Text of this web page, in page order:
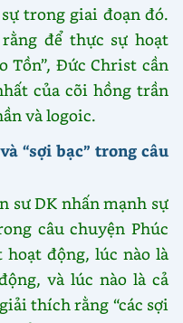
trong giai đoạn đó.
để thực sự hoạt
Tồn”, Đức Christ cần
của cõi hồng trần
và logoic.
“sợi bạc” trong câu
sư DK nhấn mạnh sự
câu chuyện Phúc
động, lúc nào là
và lúc nào là cả
thích rằng “các sợi